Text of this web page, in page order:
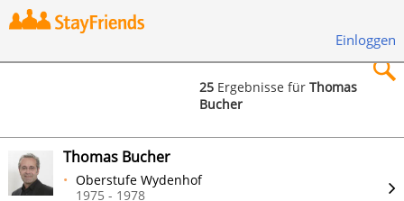
Einloggen
25Ergebnisse für Thomas
Bucher
Thomas Bucher
Oberstufe Wydenhof
1975 - 1978